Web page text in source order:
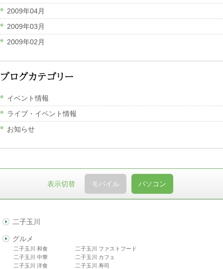
2009年04月
2009年03月
2009年02月
イベント情報
ライブ・イベント情報
お知らせ
表示切替 モバイル パソコン
二子玉川
グルメ
二子玉川 和食
二子玉川 中華
二子玉川 洋食
二子玉川 ファストフード
二子玉川 カフェ
二子玉川 寿司